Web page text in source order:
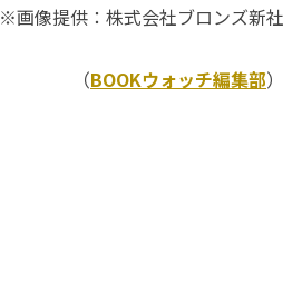
※画像提供：株式会社ブロンズ新社
（BOOKウォッチ編集部）